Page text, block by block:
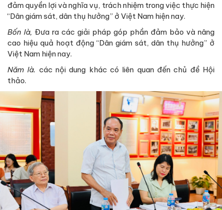
đảm quyền lợi và nghĩa vụ, trách nhiệm trong việc thực hiện
“Dân giám sát, dân thụ hưởng” ở Việt Nam hiện nay.
Bốn là, Đưa ra các giải pháp góp phần đảm bảo và nâng
cao hiệu quả hoạt động “Dân giám sát, dân thụ hưởng” ở
Việt Nam hiện nay.
Năm là. các nội dung khác có liên quan đến chủ đề Hội
thảo.